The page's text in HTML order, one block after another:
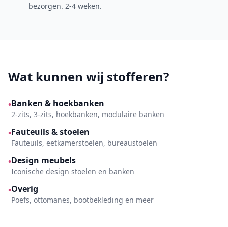
bezorgen. 2-4 weken.
Wat kunnen wij stofferen?
•Banken & hoekbanken
2-zits, 3-zits, hoekbanken, modulaire banken
•Fauteuils & stoelen
Fauteuils, eetkamerstoelen, bureaustoelen
•Design meubels
Iconische design stoelen en banken
•Overig
Poefs, ottomanes, bootbekleding en meer